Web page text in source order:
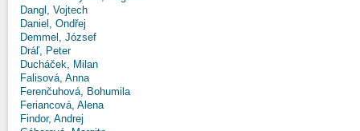
Dangl, Vojtech
Daniel, Ondřej
Demmel, József
Dráľ, Peter
Ducháček, Milan
Falisová, Anna
Ferenčuhová, Bohumila
Feriancová, Alena
Findor, Andrej